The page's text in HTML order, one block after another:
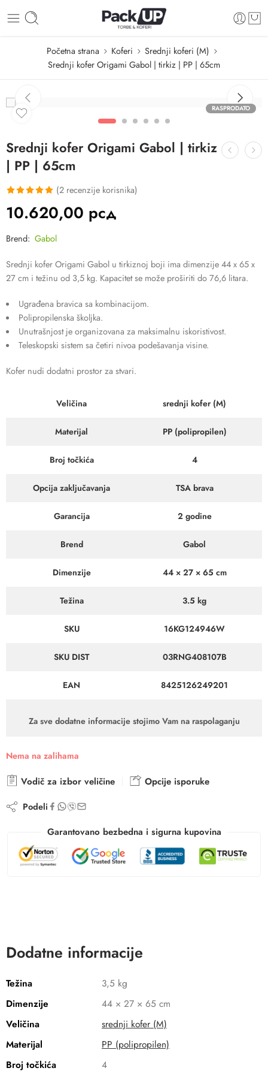
Početna strana Koferi
Srednji koferi (M)
Srednji kofer Origami Gabol | tirkiz | PP | 65cm
RASPRODATO
Srednji kofer Origami Gabol | tirkiz
| PP | 65cm
Ocenjeno
5.00od 5
na osnovu
2
ocene kupca
(2 recenzije korisnika)
10.620,00 рсд
Brend: Gabol
Srednji kofer Origami Gabol u tirkiznoj boji ima dimenzije 44 x 65 x
27 cm i težinu od 3,5 kg. Kapacitet se može proširiti do 76,6 litara.
Ugrađena bravica sa kombinacijom.
Polipropilenska školjka.
Unutrašnjost je organizovana za maksimalnu iskoristivost.
Teleskopski sistem sa četiri nivoa podešavanja visine.
Kofer nudi dodatni prostor za stvari.
Veličina srednji kofer (M)
Materijal PP (polipropilen)
Broj točkića 4
Opcija zaključavanja TSA brava
Garancija 2 godine
Brend Gabol
Dimenzije 44 × 27 × 65 cm
Težina 3.5 kg
SKU 16KG124946W
SKU DIST 03RNG408107B
EAN 8425126249201
Za sve dodatne informacije stojimo Vam na raspolaganju
Nema na zalihama
Vodič za izbor veličine Opcije isporuke
Podeli
Garantovano bezbedna i sigurna kupovina
Dodatne informacije
Težina
3,5 kg
Dimenzije
44 × 27 × 65 cm
Veličina
srednji kofer (M)
Materijal
PP (polipropilen)
Broj točkića
4